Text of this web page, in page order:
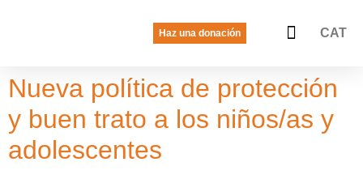
Haz una donación CAT
Nueva política de protección
y buen trato a los niños/as y
adolescentes